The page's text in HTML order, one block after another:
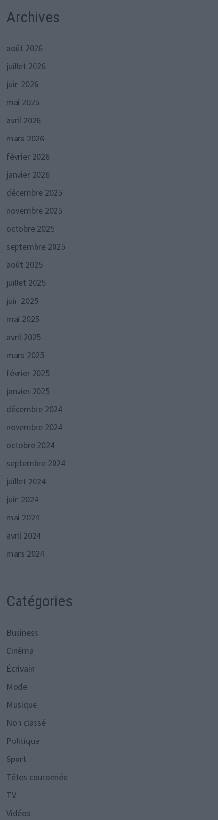
Archives
août 2026
juillet 2026
juin 2026
mai 2026
avril 2026
mars 2026
février 2026
janvier 2026
décembre 2025
novembre 2025
octobre 2025
septembre 2025
août 2025
juillet 2025
juin 2025
mai 2025
avril 2025
mars 2025
février 2025
janvier 2025
décembre 2024
novembre 2024
octobre 2024
septembre 2024
juillet 2024
juin 2024
mai 2024
avril 2024
mars 2024
Catégories
Business
Cinéma
Écrivain
Mode
Musique
Non classé
Politique
Sport
Têtes couronnée
TV
Vidéos